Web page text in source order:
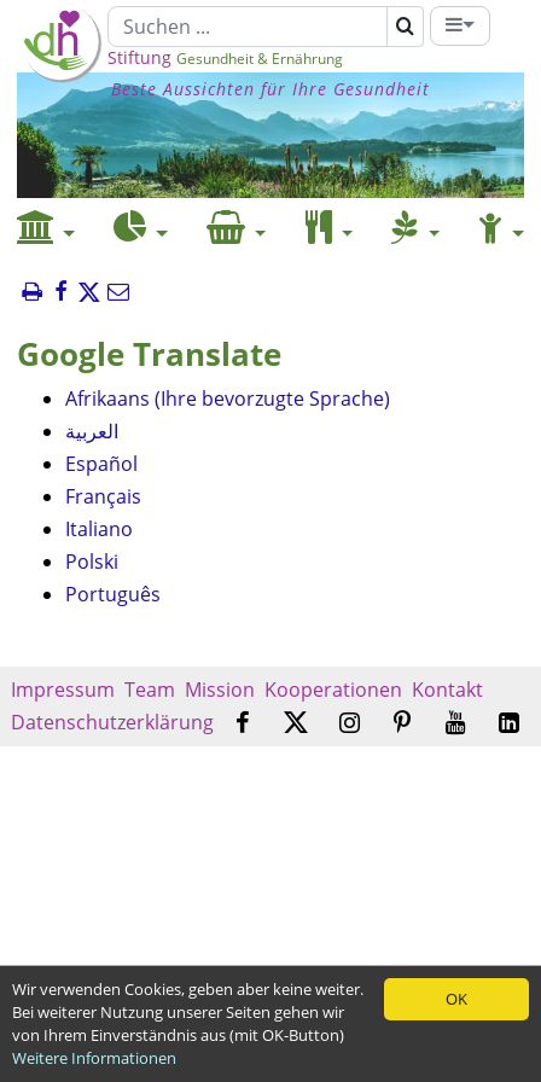
Stiftung Gesundheit & Ernährung
Beste Aussichten für Ihre Gesundheit
Google Translate
Afrikaans (Ihre bevorzugte Sprache)
العربية
Español
Français
Italiano
Polski
Português
Impressum Team Mission Kooperationen Kontakt
Datenschutzerklärung
OK
Wir verwenden Cookies, geben aber keine weiter.
Bei weiterer Nutzung unserer Seiten gehen wir
von Ihrem Einverständnis aus (mit OK-Button)
Weitere Informationen